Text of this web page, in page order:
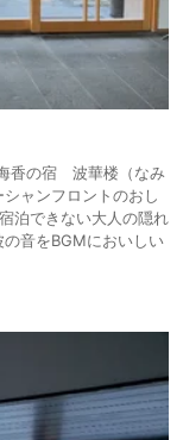
香の宿 波華楼（なみ
ャンフロントのおし
泊できない大人の隠れ
音をBGMにおいしい